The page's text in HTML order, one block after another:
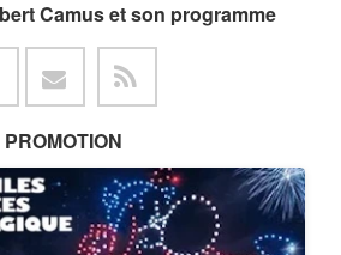
Camus et son programme
PROMOTION